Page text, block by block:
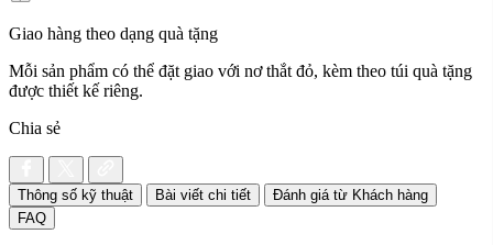
Giao hàng theo dạng quà tặng
Mỗi sản phẩm có thể đặt giao với nơ thắt đỏ, kèm theo túi quà tặng
được thiết kế riêng.
Chia sẻ
Thông số kỹ thuật Bài viết chi tiết
Đánh giá từ Khách hàng
FAQ